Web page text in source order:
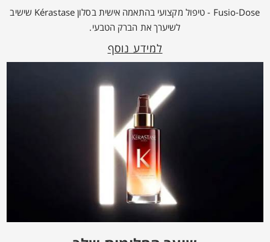
Fusio-Dose - טיפול מקצועי בהתאמה אישית בסלון Kérastase שישיב
לשיערך את הברק הטבעי.
למידע נוסף